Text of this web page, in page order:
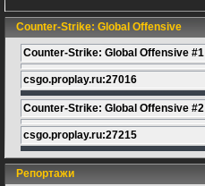
Counter-Strike: Global Offensive
Counter-Strike: Global Offensive #1
csgo.proplay.ru:27016
Counter-Strike: Global Offensive #2
csgo.proplay.ru:27215
Репортажи